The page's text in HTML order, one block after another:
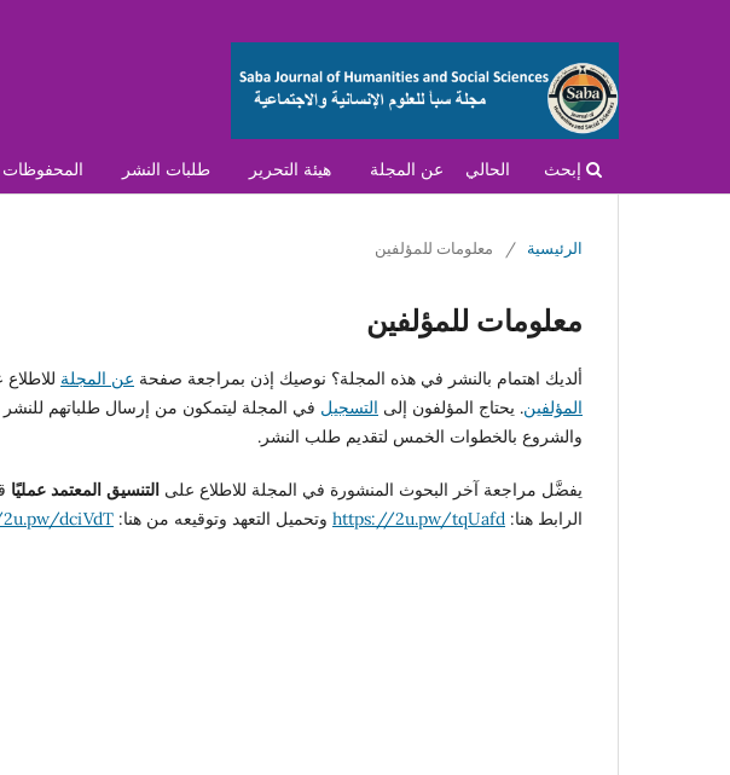
الحالي عن المجلة هيئة التحرير طلبات النشر المحفوظات إبحث
الرئيسية / معلومات للمؤلفين
معلومات للمؤلفين
ألديك اهتمام بالنشر في هذه المجلة؟ نوصيك إذن بمراجعة صفحة عن المجلة
المؤلفين. يحتاج المؤلفون إلى التسجيل في المجلة ليتمكون من إرسال طلباتهم للنشر
والشروع بالخطوات الخمس لتقديم طلب النشر.
يفضَّل مراجعة آخر البحوث المنشورة في المجلة للاطلاع على التنسيق المعتمد عمليًا
الرابط هنا: https://2u.pw/tqUafd وتحميل التعهد وتوقيعه من هنا: dciVdT